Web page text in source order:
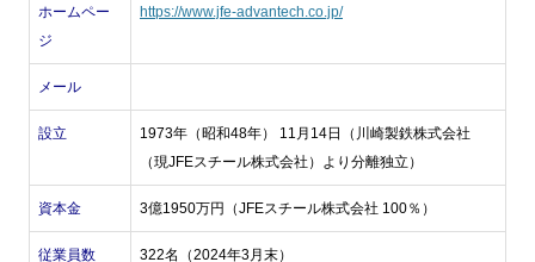
ホームペー
ジ
https://www.jfe-advantech.co.jp/
メール
設立
1973年（昭和48年） 11月14日（川崎製鉄株式会社
（現JFEスチール株式会社）より分離独立）
資本金 3億1950万円（JFEスチール株式会社 100％）
従業員数 322名（2024年3月末）